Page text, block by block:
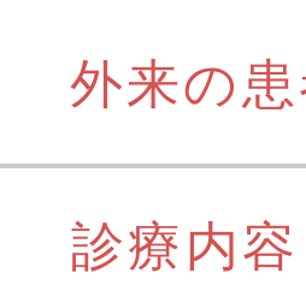
外来の
診療内容